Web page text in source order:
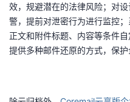
效，规避潜在的法律风险；对
警，提前对泄密行为进行监控
正文和附件标题、内容等条件
提供多种邮件还原的方式，保护